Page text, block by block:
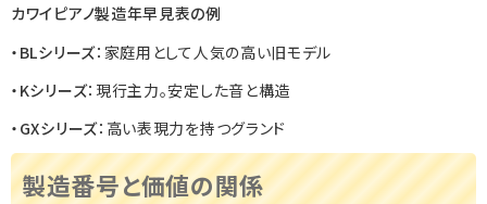
カワイピアノ製造年早見表の例
・BLシリーズ：家庭用として人気の高い旧モデル
・Kシリーズ：現行主力。安定した音と構造
・GXシリーズ：高い表現力を持つグランド
製造番号と価値の関係